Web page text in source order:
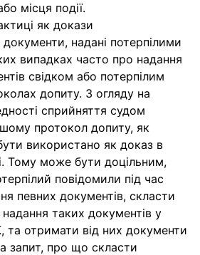
місця події.
як докази
надані потерпілими
випадках часто про надання
свідком або потерпілим
допиту. З огляду на
сприйняття судом
протокол допиту, як
використано як доказ в
Тому може бути доцільним,
повідомили під час
певних документів, скласти
таких документів у
та отримати від них документи
запит, про що скласти